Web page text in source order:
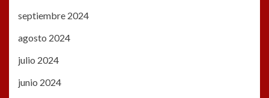
septiembre 2024
agosto 2024
julio 2024
junio 2024